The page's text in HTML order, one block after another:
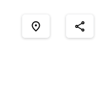
place share